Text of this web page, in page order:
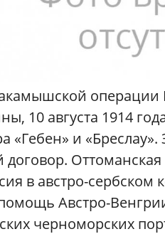
операции
10 августа 1914
«Гебен» и
в австро-сербском
Австро-
черноморских